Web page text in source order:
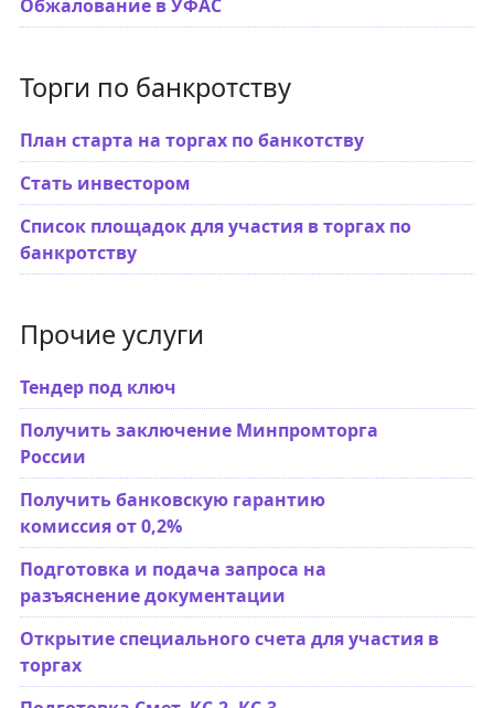
Обжалование в УФАС
Торги по банкротству
План старта на торгах по банкотству
Стать инвестором
Список площадок для участия в торгах по
банкротству
Прочие услуги
Тендер под ключ
Получить заключение Минпромторга
России
Получить банковскую гарантию
комиссия от 0,2%
Подготовка и подача запроса на
разъяснение документации
Открытие специального счета для участия в
торгах